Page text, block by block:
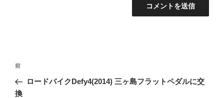
投
ナ
前
の
投
前
ロードバイクDefy4(2014) 三ヶ島フラットペダルに交
換